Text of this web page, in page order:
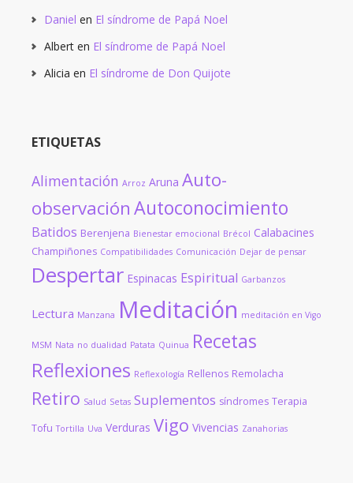
Daniel en El síndrome de Papá Noel
Albert en El síndrome de Papá Noel
Alicia en El síndrome de Don Quijote
ETIQUETAS
Alimentación Arroz Aruna Auto-
observaciónAutoconocimiento
Batidos Berenjena Bienestar emocional Brécol Calabacines
Champiñones Compatibilidades Comunicación Dejar de pensar
Despertar Espinacas Espiritual Garbanzos
Lectura Manzana Meditación meditación en Vigo
MSM Nata no dualidad Patata Quinua Recetas
Reflexiones Reflexología Rellenos Remolacha
Retiro Salud Setas Suplementos síndromes Terapia
Tofu Tortilla Uva Verduras Vigo Vivencias Zanahorias